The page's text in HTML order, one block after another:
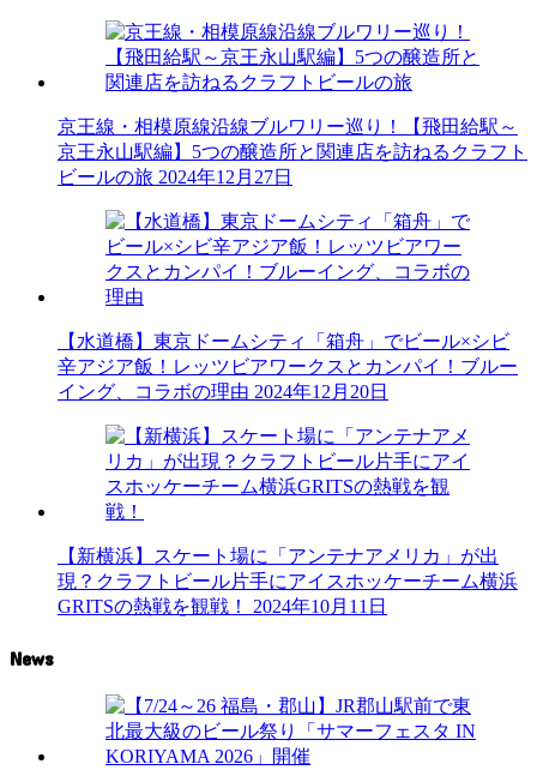
京王線・相模原線沿線ブルワリー巡り！【飛田給駅～
京王永山駅編】5つの醸造所と関連店を訪ねるクラフト
ビールの旅 2024年12月27日
【水道橋】東京ドームシティ「箱舟」でビール×シビ
辛アジア飯！レッツビアワークスとカンパイ！ブルー
イング、コラボの理由 2024年12月20日
【新横浜】スケート場に「アンテナアメリカ」が出
現？クラフトビール片手にアイスホッケーチーム横浜
GRITSの熱戦を観戦！
2024年10月11日
News